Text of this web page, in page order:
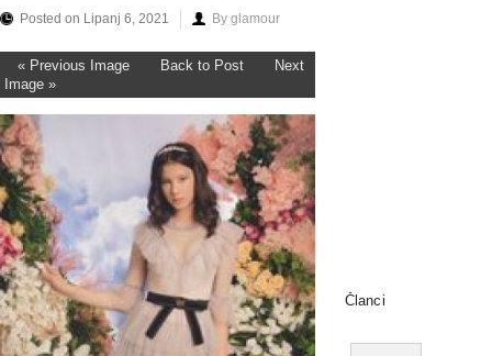
Posted on Lipanj 6, 2021 By glamour
« Previous Image Back to Post
Next
Image »
Članci